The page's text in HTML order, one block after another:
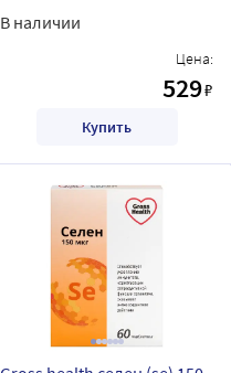
В наличии
Цена:
529₽
Купить